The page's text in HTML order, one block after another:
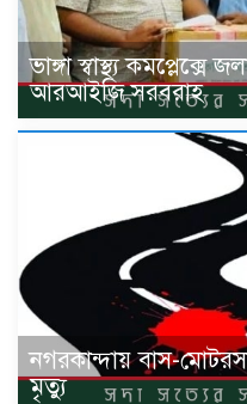
ভাঙ্গা স্বাস্থ্য কমপ্লেক্সে
আরআইজি সরবরাহ
নগরকান্দায় বাস-
মৃত্যু